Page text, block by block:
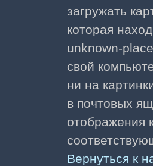
загружать
которая
unknown-
свой
ни на
в почтовых
отображения
Вернуться к